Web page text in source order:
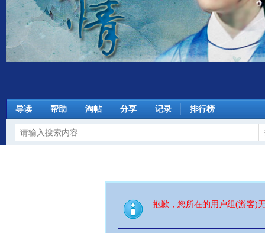
导读 帮助 淘帖 分享 记录 排行榜
抱歉，您所在的用户组(游客)